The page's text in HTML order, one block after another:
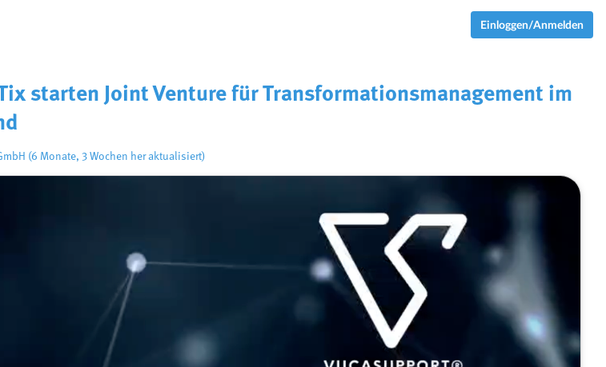
Einloggen/Anmelden
starten Joint Venture für Transformationsmanagement im
(6 Monate, 3 Wochen her aktualisiert)